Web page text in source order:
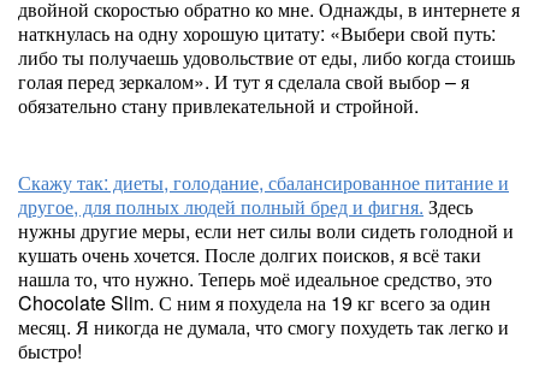
двойной скоростью обратно ко мне. Однажды, в интернете я
наткнулась на одну хорошую цитату: «Выбери свой путь:
либо ты получаешь удовольствие от еды, либо когда стоишь
голая перед зеркалом». И тут я сделала свой выбор – я
обязательно стану привлекательной и стройной.
Скажу так: диеты, голодание, сбалансированное питание и
другое, для полных людей полный бред и фигня. Здесь
нужны другие меры, если нет силы воли сидеть голодной и
кушать очень хочется. После долгих поисков, я всё таки
нашла то, что нужно. Теперь моё идеальное средство, это
Chocolate Slim. С ним я похудела на 19 кг всего за один
месяц. Я никогда не думала, что смогу похудеть так легко и
быстро!